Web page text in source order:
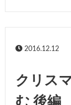
2016.12.12
クリス
む 後編